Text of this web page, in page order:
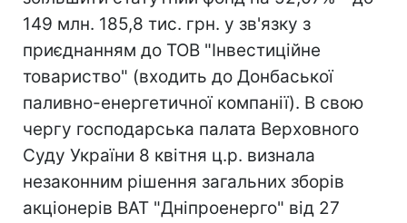
149 млн. 185,8 тис. грн. у зв'язку з
приєднанням до ТОВ "Інвестиційне
товариство" (входить до Донбаської
паливно-енергетичної компанії). В свою
чергу господарська палата Верховного
Суду України 8 квітня ц.р. визнала
незаконним рішення загальних зборів
акціонерів ВАТ "Дніпроенерго" від 27